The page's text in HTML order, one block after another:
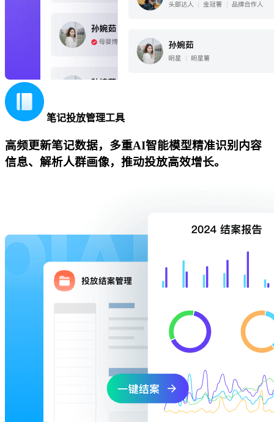
笔记投放管理工具
高频更新笔记数据，多重AI智能模型精准识别内容
信息、解析人群画像，推动投放高效增长。